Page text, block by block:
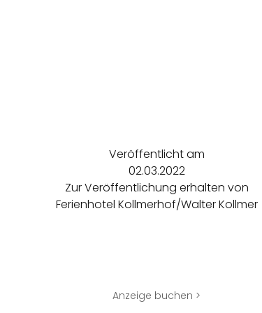
Veröffentlicht am
02.03.2022
Zur Veröffentlichung erhalten von
Ferienhotel Kollmerhof/Walter Kollmer
Anzeige buchen >